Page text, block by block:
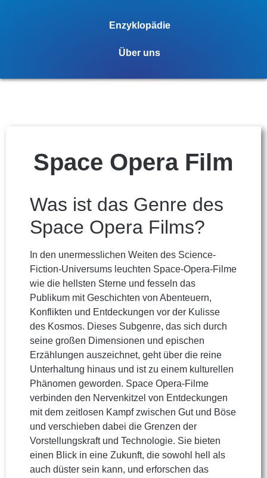
Enzyklopädie
Über uns
Space Opera Film
Was ist das Genre des
Space Opera Films?
In den unermesslichen Weiten des Science-
Fiction-Universums leuchten Space-Opera-Filme
wie die hellsten Sterne und fesseln das
Publikum mit Geschichten von Abenteuern,
Konflikten und Entdeckungen vor der Kulisse
des Kosmos. Dieses Subgenre, das sich durch
seine großen Dimensionen und epischen
Erzählungen auszeichnet, geht über die reine
Unterhaltung hinaus und ist zu einem kulturellen
Phänomen geworden. Space Opera-Filme
verbinden den Nervenkitzel von Entdeckungen
mit dem zeitlosen Kampf zwischen Gut und Böse
und verschieben dabei die Grenzen der
Vorstellungskraft und Technologie. Sie bieten
einen Blick in eine Zukunft, die sowohl hell als
auch düster sein kann, und erforschen das